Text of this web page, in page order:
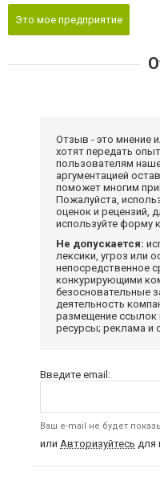
Это мое предприятие
Отзыв - это мнение
хотят передать
пользователям
аргументацией
поможет многим
Пожалуйста,
оценок и рецензий,
используйте форму
Не допускается:
лексики, угроз или
непосредственное
конкурирующими
безосновательные
деятельность
размещение ссылок
ресурсы; реклама и
Введите email:
Ваш e-mail не будет
или Авторизуйтесь для